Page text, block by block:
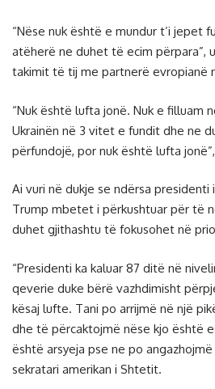
“Nëse nuk është e mundur t’i jepet
atëherë ne duhet të ecim përpara”,
takimit të tij me partnerë evropianë
“Nuk është lufta jonë. Nuk e filluam
Ukrainën në 3 vitet e fundit dhe ne
përfundojë, por nuk është lufta
Ai vuri në dukje se ndërsa presidenti
Trump mbetet i përkushtuar për të
duhet gjithashtu të fokusohet në
“Presidenti ka kaluar 87 ditë në
qeverie duke bërë vazhdimisht
kësaj lufte. Tani po arrijmë në një
dhe të përcaktojmë nëse kjo është
është arsyeja pse ne po
sekratari amerikan i Shtetit.